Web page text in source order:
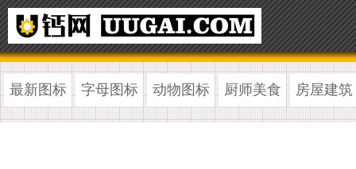
最新图标 字母图标 动物图标 厨师美食 房屋建筑